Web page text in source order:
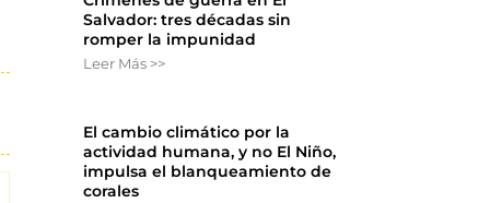
Salvador: tres décadas sin
romper la impunidad
Leer Más >>
El cambio climático por la
actividad humana, y no El Niño,
impulsa el blanqueamiento de
corales